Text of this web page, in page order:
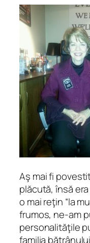
Aş mai fi
plăcută, însă
o mai reţin “la
frumos, ne-am
personalităţile
familia